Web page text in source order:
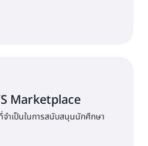
Marketplace
ำเป็นในการสนับสนุนนักศึกษา